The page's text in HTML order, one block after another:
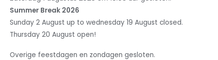
Summer Break 2026
Sunday 2 August up to wednesday 19 August closed.
Thursday 20 August open!
Overige feestdagen en zondagen gesloten.